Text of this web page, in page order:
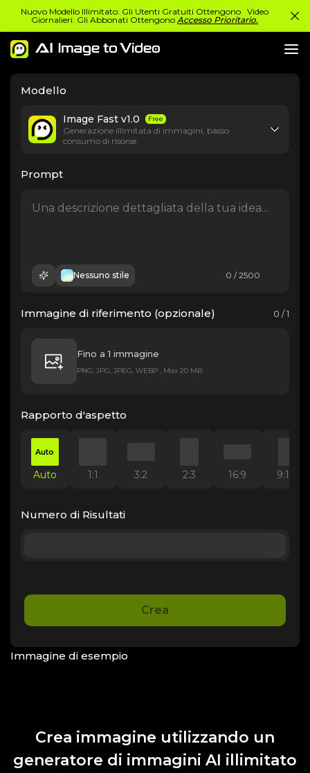
Nuovo Modello Illimitato: Gli Utenti Gratuiti Ottengono Video
Giornalieri. Gli Abbonati Ottengono Accesso Prioritario.
Modello
Image Fast v1.0 Free
Generazione illimitata di immagini, basso
consumo di risorse.
Prompt
Nessuno stile 0 / 2500
Immagine di riferimento (opzionale) 0 / 1
Fino a 1 immagine
PNG, JPG, JPEG, WEBP , Max 20 MB
Rapporto d'aspetto
Auto
Auto 1:1 3:2 2:3 16:9 9:16
Numero di Risultati
Crea
Immagine di esempio
Crea immagine utilizzando un
generatore di immagini AI illimitato